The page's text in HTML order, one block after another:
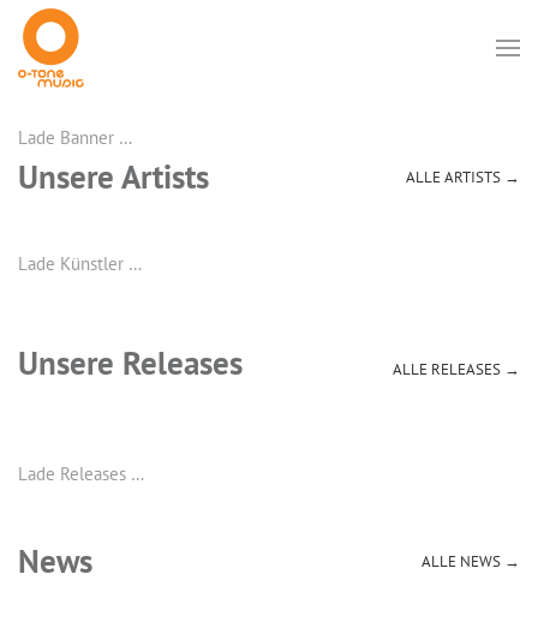
Lade Banner …
Unsere Artists ALLE ARTISTS →
Lade Künstler …
Unsere Releases ALLE RELEASES →
Lade Releases …
News ALLE NEWS →